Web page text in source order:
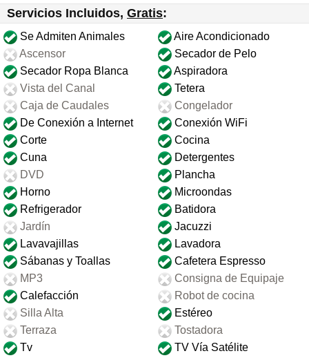
Servicios Incluidos, Gratis:
Se Admiten Animales
Aire Acondicionado
Ascensor
Secador de Pelo
Secador Ropa Blanca
Aspiradora
Vista del Canal
Tetera
Caja de Caudales
Congelador
De Conexión a Internet
Conexión WiFi
Corte
Cocina
Cuna
Detergentes
DVD
Plancha
Horno
Microondas
Refrigerador
Batidora
Jardín
Jacuzzi
Lavavajillas
Lavadora
Sábanas y Toallas
Cafetera Espresso
MP3
Consigna de Equipaje
Calefacción
Robot de cocina
Silla Alta
Estéreo
Terraza
Tostadora
Tv
TV Vía Satélite